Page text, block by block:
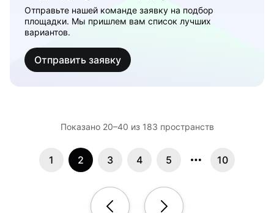
Отправьте нашей команде заявку на подбор
площадки. Мы пришлем вам список лучших
вариантов.
Отправить заявку
Показано 20–40 из 183 пространств
1 2 3 4 5 10